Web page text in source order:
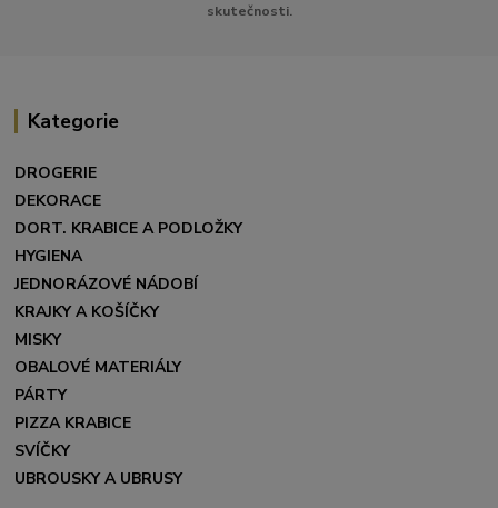
skutečnosti.
Kategorie
DROGERIE
DEKORACE
DORT. KRABICE A PODLOŽKY
HYGIENA
JEDNORÁZOVÉ NÁDOBÍ
KRAJKY A KOŠÍČKY
MISKY
OBALOVÉ MATERIÁLY
PÁRTY
PIZZA KRABICE
SVÍČKY
UBROUSKY A UBRUSY